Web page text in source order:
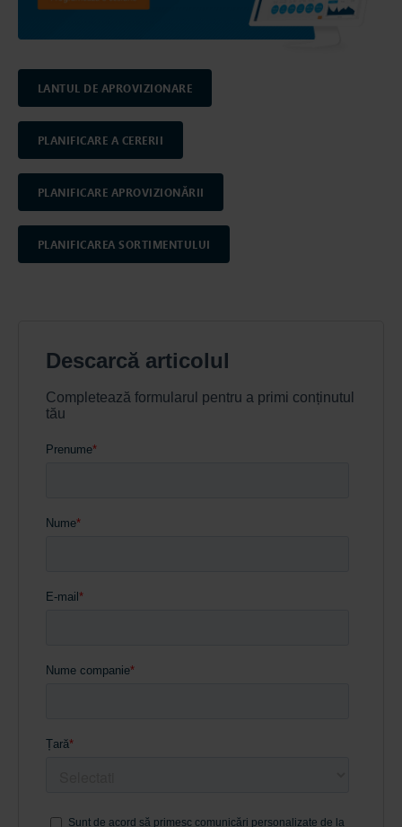
LANTUL DE APROVIZIONARE
PLANIFICARE A CERERII
PLANIFICARE APROVIZIONĂRII
PLANIFICAREA SORTIMENTULUI